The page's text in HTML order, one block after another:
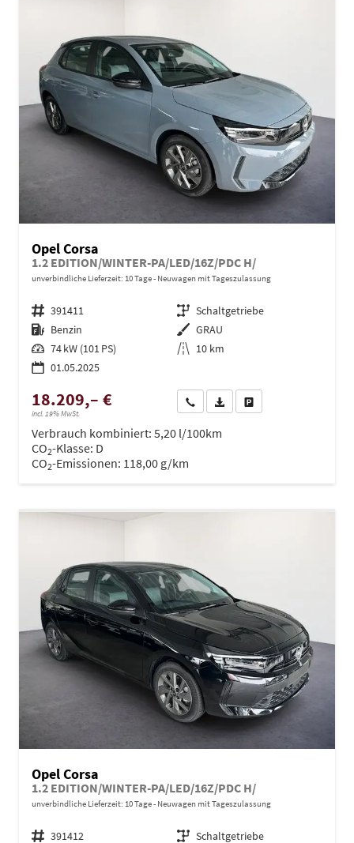
Opel Corsa
1.2 EDITION/WINTER-PA/LED/16Z/PDC H/
unverbindliche Lieferzeit: 10 Tage Neuwagen mit Tageszulassung
Fahrzeugnr. 391411 Getriebe Schaltgetriebe
Kraftstoff Benzin Außenfarbe GRAU
Leistung 74 kW (101 PS) Kilometerstand 10 km
01.05.2025
18.209,– €
incl. 19% MwSt.
Wir rufen Sie anPDF-Datei, Fahrzeugexposé
Verbrauch kombiniert: 5,20 l/100km
CO2-Klasse: D
CO2-Emissionen: 118,00 g/km
Opel Corsa
1.2 EDITION/WINTER-PA/LED/16Z/PDC H/
unverbindliche Lieferzeit: 10 Tage Neuwagen mit Tageszulassung
Fahrzeugnr. 391412 Getriebe Schaltgetriebe